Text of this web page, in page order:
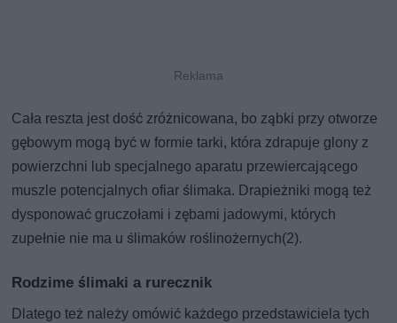
Cała reszta jest dość zróżnicowana, bo ząbki przy otworze
gębowym mogą być w formie tarki, która zdrapuje glony z
powierzchni lub specjalnego aparatu przewiercającego
muszle potencjalnych ofiar ślimaka. Drapieżniki mogą też
dysponować gruczołami i zębami jadowymi, których
zupełnie nie ma u ślimaków roślinożernych(2).
Rodzime ślimaki a rurecznik
Dlatego też należy omówić każdego przedstawiciela tych